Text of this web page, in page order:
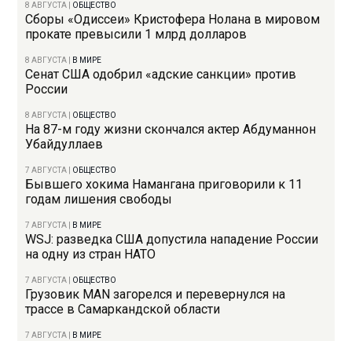
8 АВГУСТА ОБЩЕСТВО
Сборы «Одиссеи» Кристофера Нолана в мировом
прокате превысили 1 млрд долларов
8 АВГУСТА В МИРЕ
Сенат США одобрил «адские санкции» против
России
8 АВГУСТА ОБЩЕСТВО
На 87-м году жизни скончался актер Абдуманнон
Убайдуллаев
7 АВГУСТА ОБЩЕСТВО
Бывшего хокима Намангана приговорили к 11
годам лишения свободы
7 АВГУСТА В МИРЕ
WSJ: разведка США допустила нападение России
на одну из стран НАТО
7 АВГУСТА ОБЩЕСТВО
Грузовик MAN загорелся и перевернулся на
трассе в Самаркандской области
7 АВГУСТА В МИРЕ